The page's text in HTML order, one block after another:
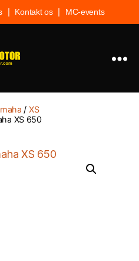
| Kontakt os | MC-events
/ XS
XS 650